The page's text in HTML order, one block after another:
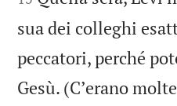
sua dei colleghi
peccatori, perché
Gesù. (Cʼerano